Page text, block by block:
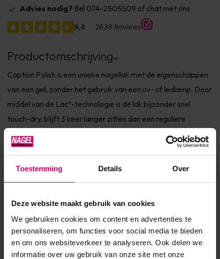
Toestemming Details Over
Deze website maakt gebruik van cookies
We gebruiken cookies om content en advertenties te
personaliseren, om functies voor social media te bieden
en om ons websiteverkeer te analyseren. Ook delen we
informatie over uw gebruik van onze site met onze
Advies nodig? Bel 074-2505509 of chat met ons
Productomschrijving
Caption Polish is een unieke nagellak met de eigenschappen
van een gel, zonder het gebruik van een uv- of ledlamp. Door
middel van de Lac³-technologie is de lak bijzonder snel
touch-dry, blijft 3 keer langer zitten dan een reguliere
nagellak en is intens gepigmenteerd. Hierdoor dekken vrijwel
alle kleuren in één keer. De lak is eenvoudig te ver...
Toon meer
Product specificaties
Artikelnummer 44712
SKU 588116